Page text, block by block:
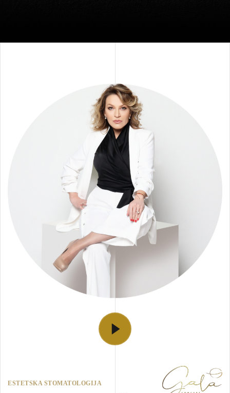
ESTETSKA STOMATOLOGIJA